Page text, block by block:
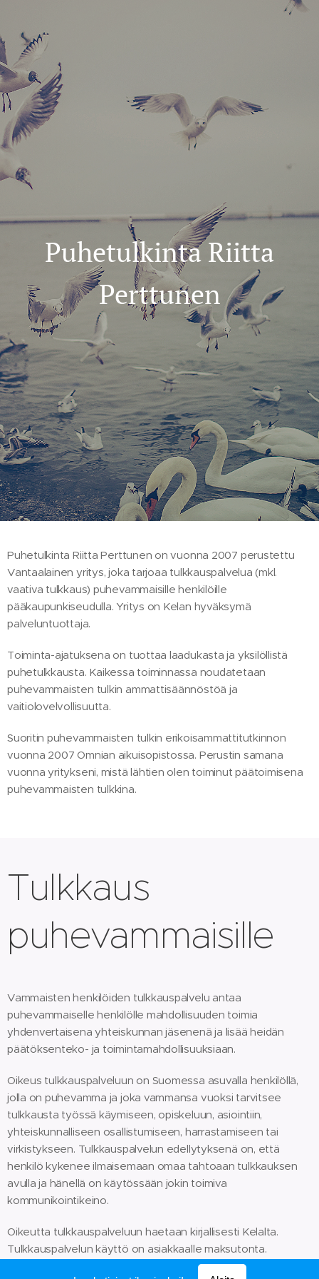
Puhetulkinta Riitta
Perttunen
Puhetulkinta Riitta Perttunen on vuonna 2007 perustettu
Vantaalainen yritys, joka tarjoaa tulkkauspalvelua (mkl.
vaativa tulkkaus) puhevammaisille henkilöille
pääkaupunkiseudulla. Yritys on Kelan hyväksymä
palveluntuottaja.
Toiminta-ajatuksena on tuottaa laadukasta ja yksilöllistä
puhetulkkausta. Kaikessa toiminnassa noudatetaan
puhevammaisten tulkin ammattisäännöstöä ja
vaitiolovelvollisuutta.
Suoritin puhevammaisten tulkin erikoisammattitutkinnon
vuonna 2007 Omnian aikuisopistossa. Perustin samana
vuonna yritykseni, mistä lähtien olen toiminut päätoimisena
puhevammaisten tulkkina.
Tulkkaus
puhevammaisille
Vammaisten henkilöiden tulkkauspalvelu antaa
puhevammaiselle henkilölle mahdollisuuden toimia
yhdenvertaisena yhteiskunnan jäsenenä ja lisää heidän
päätöksenteko- ja toimintamahdollisuuksiaan.
Oikeus tulkkauspalveluun on Suomessa asuvalla henkilöllä,
jolla on puhevamma ja joka vammansa vuoksi tarvitsee
tulkkausta työssä käymiseen, opiskeluun, asiointiin,
yhteiskunnalliseen osallistumiseen, harrastamiseen tai
virkistykseen. Tulkkauspalvelun edellytyksenä on, että
henkilö kykenee ilmaisemaan omaa tahtoaan tulkkauksen
avulla ja hänellä on käytössään jokin toimiva
kommunikointikeino.
Oikeutta tulkkauspalveluun haetaan kirjallisesti Kelalta.
Tulkkauspalvelun käyttö on asiakkaalle maksutonta.